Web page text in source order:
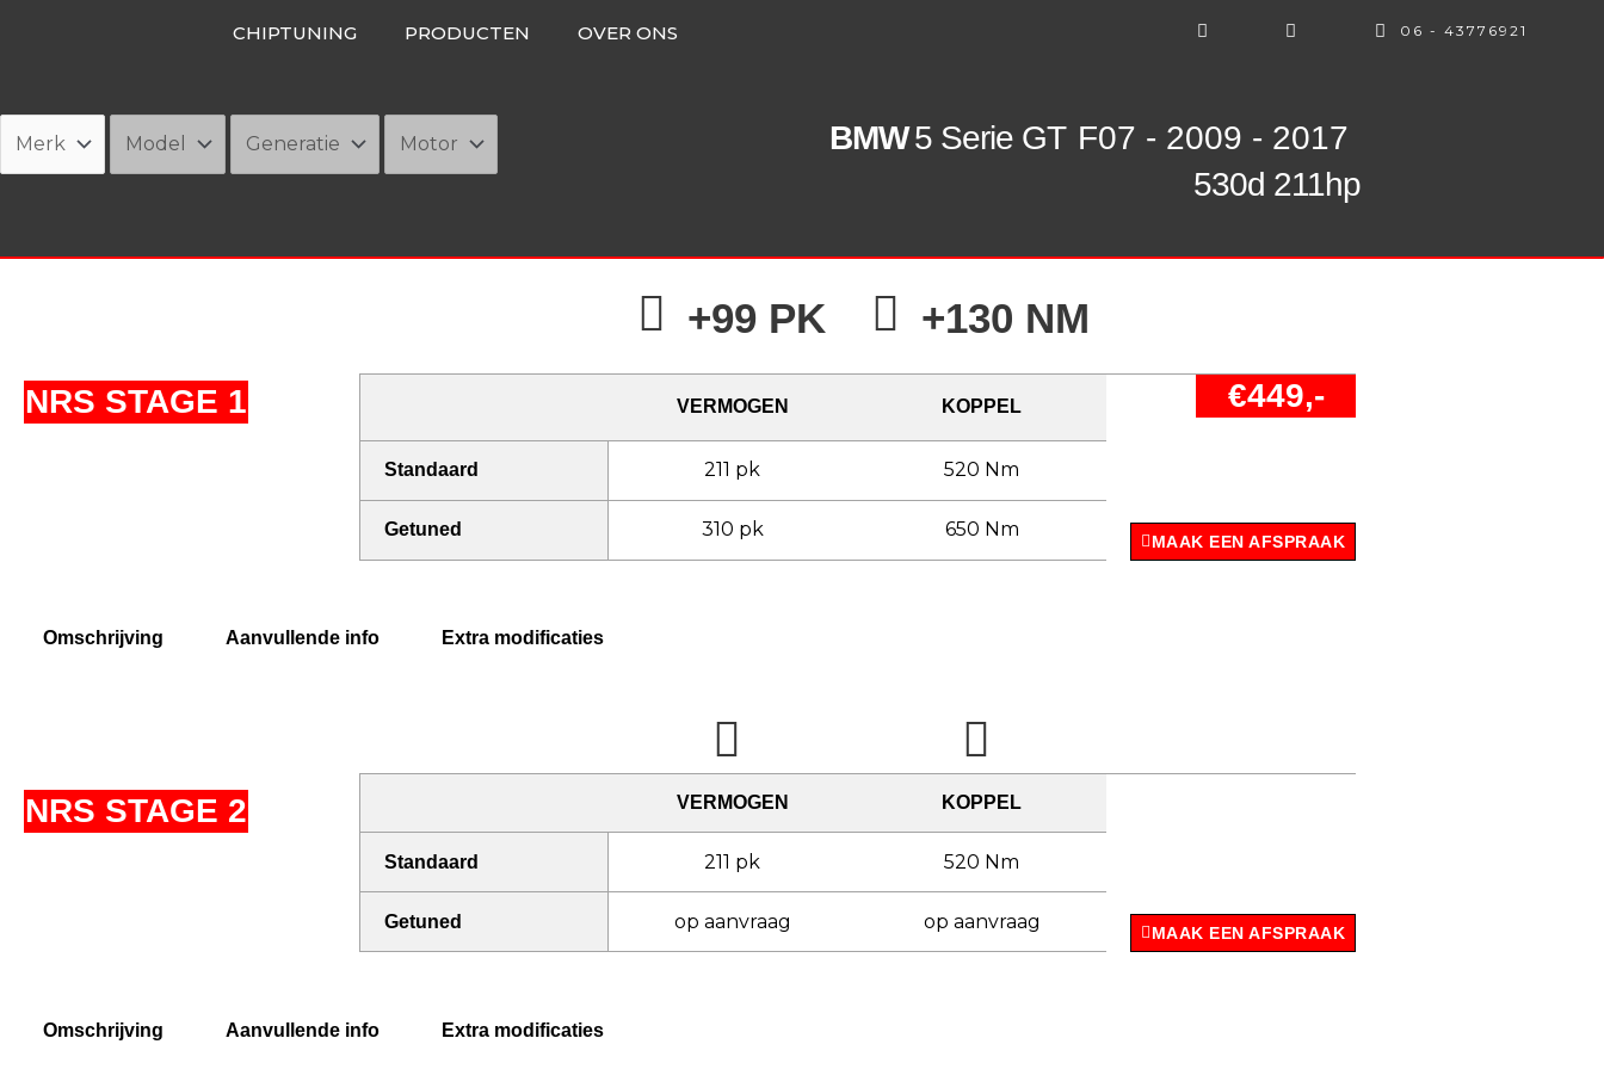
CHIPTUNING PRODUCTEN OVER ONS 06 - 43776921
BMW5 Serie GT F07 - 2009 - 2017
530d 211hp
NRS STAGE 1
+99 PK +130 NM
VERMOGEN KOPPEL €449,-
Standaard 211 pk 520 Nm
Getuned 310 pk 650 Nm
MAAK EEN AFSPRAAK
Omschrijving Aanvullende info Extra modificaties
NRS STAGE 2 VERMOGEN KOPPEL
Standaard 211 pk 520 Nm
Getuned op aanvraag op aanvraag
MAAK EEN AFSPRAAK
Omschrijving Aanvullende info Extra modificaties